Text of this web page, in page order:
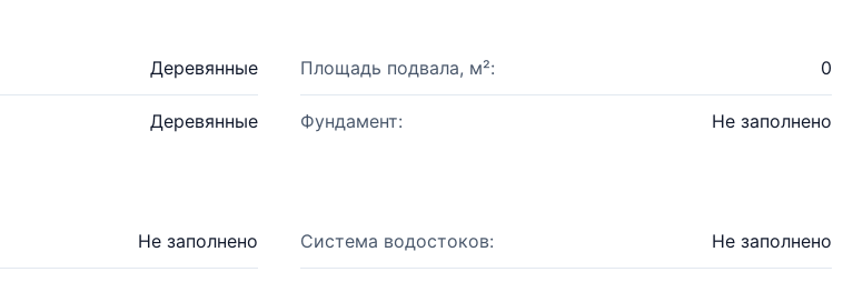
Деревянные Площадь подвала, м²: 0
Деревянные Фундамент: Не заполнено
Не заполнено Система водостоков: Не заполнено